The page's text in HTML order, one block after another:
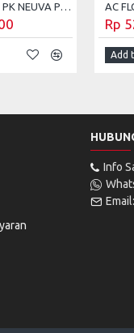
AC CASSETTE 5 PK NEUVA POLYTRON PCT-5032
Rp
Add
Info